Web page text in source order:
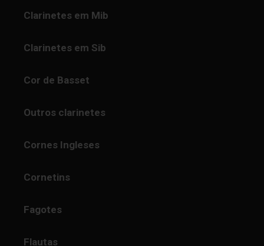
Clarinetes em Mib
Clarinetes em Sib
Cor de Basset
Outros clarinetes
Cornes Ingleses
Cornetins
Fagotes
Flautas